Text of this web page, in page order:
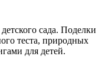
сада. Поделки
теста, природных
для детей.